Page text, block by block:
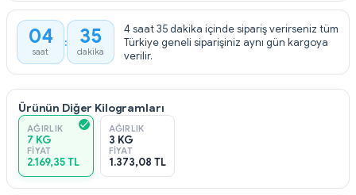
04
saat
35
dakika
4 saat 35 dakika içinde sipariş verirseniz tüm
Türkiye geneli siparişiniz aynı gün kargoya
verilir.
Ürünün Diğer Kilogramları
AĞIRLIK
7 KG
FIYAT
2.169,35 TL
AĞIRLIK
3 KG
FIYAT
1.373,08 TL